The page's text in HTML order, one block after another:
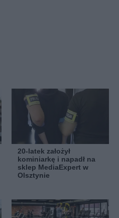
20-latek założył
kominiarkę i napadł na
sklep MediaExpert w
Olsztynie